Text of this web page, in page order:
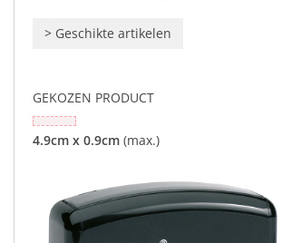
> Geschikte artikelen
GEKOZEN PRODUCT